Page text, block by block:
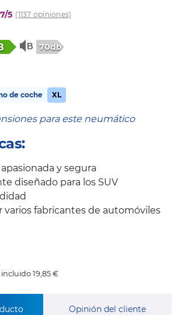
5 (1137 opiniones)
70db
de coche XL
para este neumático
y segura
diseñado para los SUV
varios fabricantes de automóviles
19,85 €
Opinión del cliente